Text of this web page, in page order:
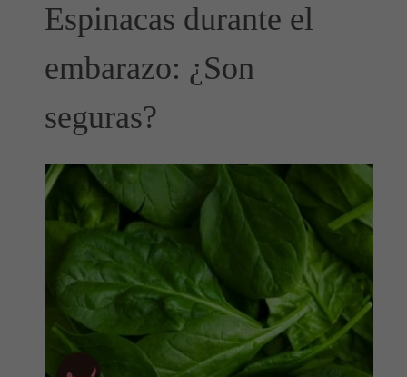
Espinacas durante el
embarazo: ¿Son
seguras?